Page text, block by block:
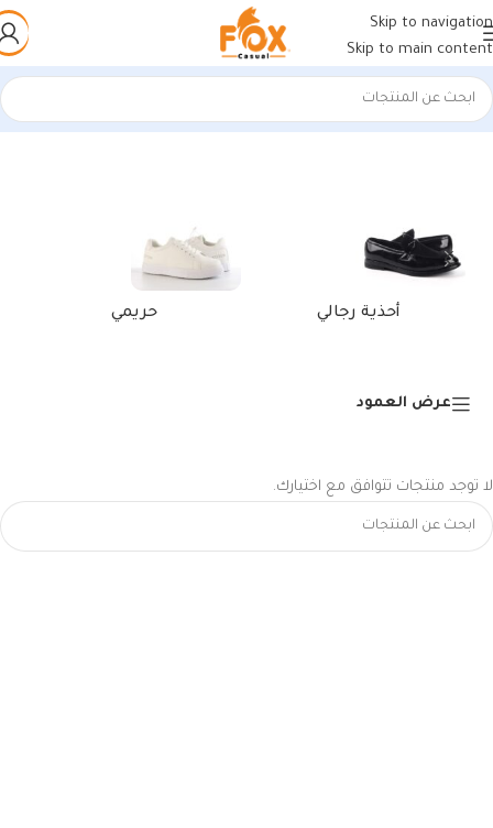
Skip to navigation
Skip to main content
الرئيسية/منتجات تحت الوسم “شباشب رجالي 2022”
أحذية رجالي حريمي
عرض العمود
لا توجد منتجات تتوافق مع اختيارك.